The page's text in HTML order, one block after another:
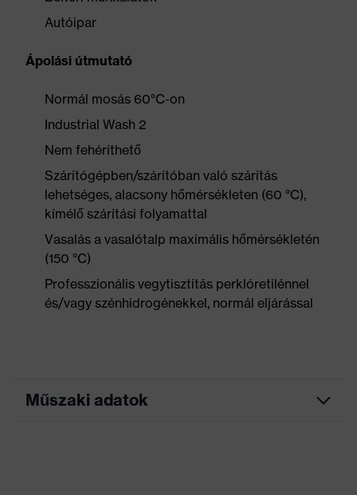
Autóipar
Ápolási útmutató
Normál mosás 60°C-on
Industrial Wash 2
Nem fehéríthető
Szárítógépben/szárítóban való szárítás
lehetséges, alacsony hőmérsékleten (60 °C),
kímélő szárítási folyamattal
Vasalás a vasalótalp maximális hőmérsékletén
(150 °C)
Professzionális vegytisztítás perklóretilénnel
és/vagy szénhidrogénekkel, normál eljárással
Műszaki adatok